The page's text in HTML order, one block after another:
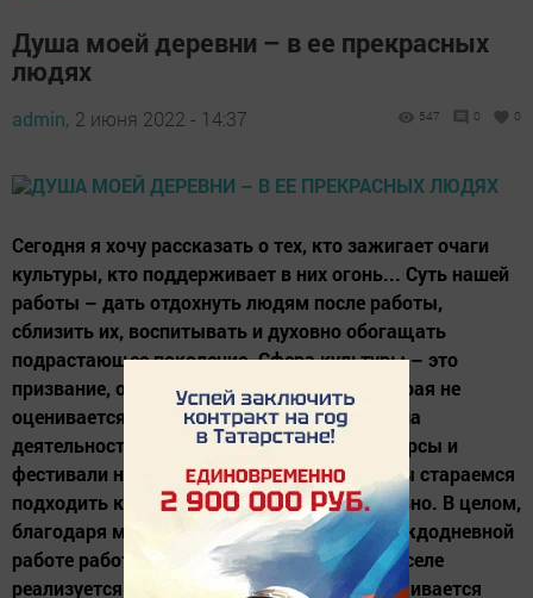
Душа моей деревни – в ее прекрасных
людях
admin, 2 июня 2022 - 14:37 547 0 0
Сегодня я хочу рассказать о тех, кто зажигает очаги
культуры, кто поддерживает в них огонь... Суть нашей
работы – дать отдохнуть людям после работы,
сблизить их, воспитывать и духовно обогащать
подрастающее поколение. Сфера культуры – это
призвание, область таланта, красоты, которая не
оценивается материальными благами. Наша
деятельность многогранна, какие бы конкурсы и
фестивали не были объявлены в районе, мы стараемся
подходить к ним творчески, профессионально. В целом,
благодаря многогранному творчеству и каждодневной
работе работников культуры в районе и на селе
реализуется культурная политика, поддерживается